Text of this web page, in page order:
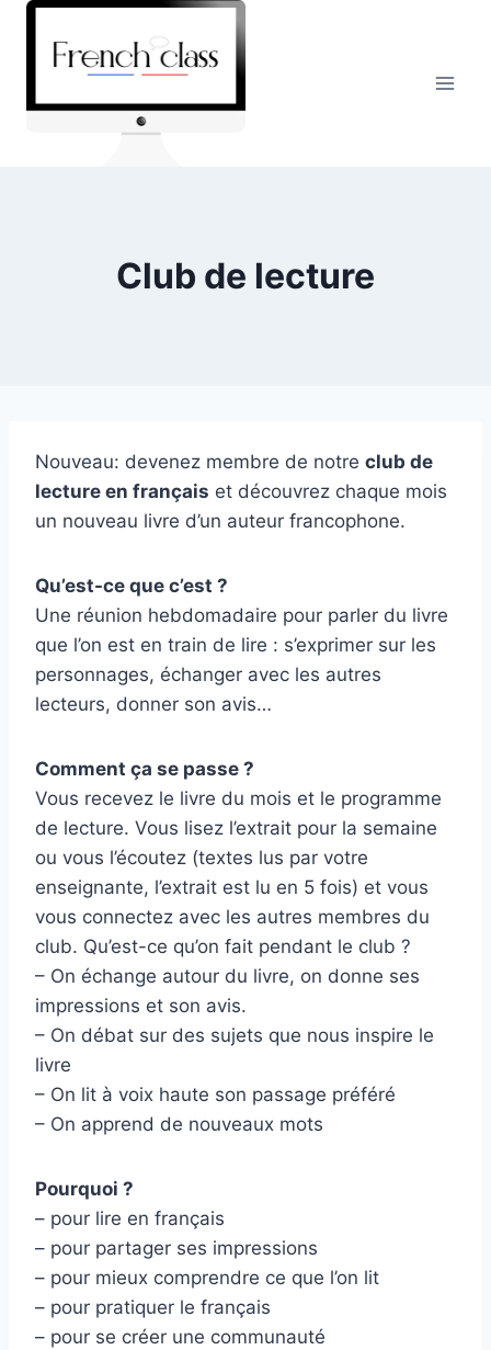
Skip
content
Club de lecture
Nouveau: devenez membre de notre club de
lecture en français et découvrez chaque mois
un nouveau livre d’un auteur francophone.
Qu’est-ce que c’est ?
Une réunion hebdomadaire pour parler du livre
que l’on est en train de lire : s’exprimer sur les
personnages, échanger avec les autres
lecteurs, donner son avis…
Comment ça se passe ?
Vous recevez le livre du mois et le programme
de lecture. Vous lisez l’extrait pour la semaine
ou vous l’écoutez (textes lus par votre
enseignante, l’extrait est lu en 5 fois) et vous
vous connectez avec les autres membres du
club. Qu’est-ce qu’on fait pendant le club ?
– On échange autour du livre, on donne ses
impressions et son avis.
– On débat sur des sujets que nous inspire le
livre
– On lit à voix haute son passage préféré
– On apprend de nouveaux mots
Pourquoi ?
– pour lire en français
– pour partager ses impressions
– pour mieux comprendre ce que l’on lit
– pour pratiquer le français
– pour se créer une communauté